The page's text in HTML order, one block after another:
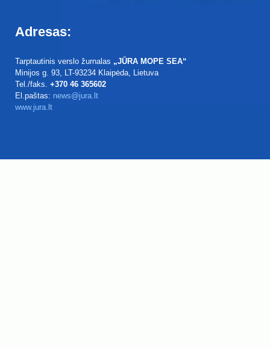
Adresas:
Tarptautinis verslo žurnalas „JŪRA MOPE SEA“
Minijos g. 93 , LT-93234 Klaipėda, Lietuva
Tel./faks. +370 46 365602
El.paštas: news@jura.lt
www.jura.lt